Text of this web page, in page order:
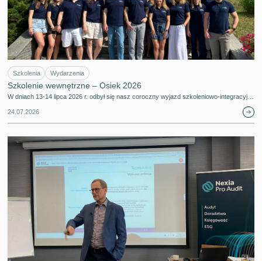
Szkolenia Wydarzenia
Szkolenie wewnętrzne – Osiek 2026
W dniach 13-14 lipca 2026 r. odbył się nasz coroczny wyjazd szkoleniowo-integracyj…
24.07.2026